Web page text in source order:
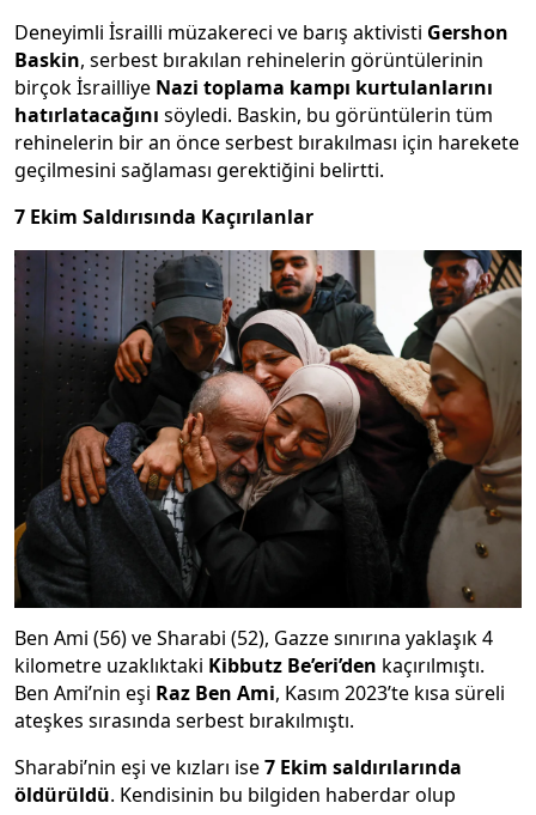
Deneyimli İsrailli müzakereci ve barış aktivisti Gershon
Baskin, serbest bırakılan rehinelerin görüntülerinin
birçok İsrailliye Nazi toplama kampı kurtulanlarını
hatırlatacağını söyledi. Baskin, bu görüntülerin tüm
rehinelerin bir an önce serbest bırakılması için harekete
geçilmesini sağlaması gerektiğini belirtti.
7 Ekim Saldırısında Kaçırılanlar
Ben Ami (56) ve Sharabi (52), Gazze sınırına yaklaşık 4
kilometre uzaklıktaki Kibbutz Be’eri’den kaçırılmıştı.
Ben Ami’nin eşi Raz Ben Ami, Kasım 2023’te kısa süreli
ateşkes sırasında serbest bırakılmıştı.
Sharabi’nin eşi ve kızları ise7 Ekim saldırılarında
öldürüldü. Kendisinin bu bilgiden haberdar olup